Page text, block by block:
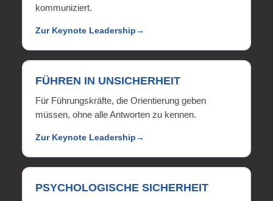
kommuniziert.
Zur Keynote Leadership
FÜHREN IN UNSICHERHEIT
Für Führungskräfte, die Orientierung geben
müssen, ohne alle Antworten zu kennen.
Zur Keynote Leadership
PSYCHOLOGISCHE SICHERHEIT